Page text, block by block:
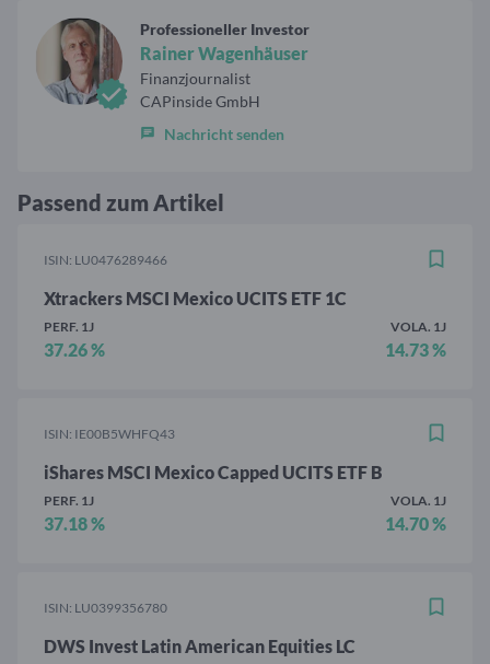
Professioneller Investor
Rainer Wagenhäuser
Finanzjournalist
CAPinside GmbH
Nachricht senden
Passend zum Artikel
ISIN: LU0476289466
Xtrackers MSCI Mexico UCITS ETF 1C
PERF. 1J
37.26 %
VOLA. 1J
14.73 %
ISIN: IE00B5WHFQ43
iShares MSCI Mexico Capped UCITS ETF B
PERF. 1J
37.18 %
VOLA. 1J
14.70 %
ISIN: LU0399356780
DWS Invest Latin American Equities LC